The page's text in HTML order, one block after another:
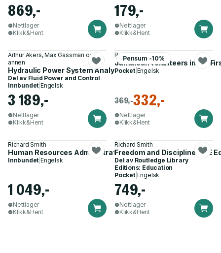
869,-
Nettlager
Klikk&Hent
179,-
Nettlager
Klikk&Hent
Arthur Akers, Max Gassman og 1
annen
Hydraulic Power System Analysis
Del av Fluid Power and Control
Innbundet |Engelsk
3 189,-
Nettlager
Klikk&Hent
Pensum -10%
Richard Smith
Jamaican volunteers in the
Pocket| Engelsk
369,-332,-
Nettlager
Klikk&Hent
Richard Smith
Human Resources Administration
Innbundet |Engelsk
1 049,-
Nettlager
Klikk&Hent
Richard Smith
Freedom and Discipline (RLE
Del av Routledge Library
Editions: Education
Pocket| Engelsk
749,-
Nettlager
Klikk&Hent